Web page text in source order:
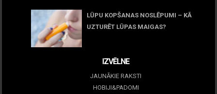
LŪPU KOPŠANAS NOSLĒPUMI – KĀ
UZTURĒT LŪPAS MAIGAS?
IZVĒLNE
JAUNĀKIE RAKSTI
HOBIJI&PADOMI